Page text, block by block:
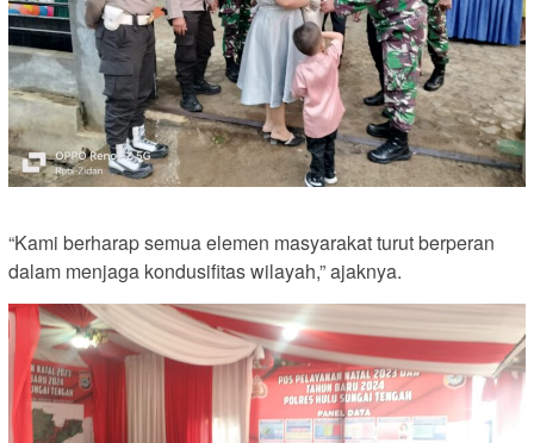
“Kami berharap semua elemen masyarakat turut berperan
dalam menjaga kondusifitas wilayah,” ajaknya.